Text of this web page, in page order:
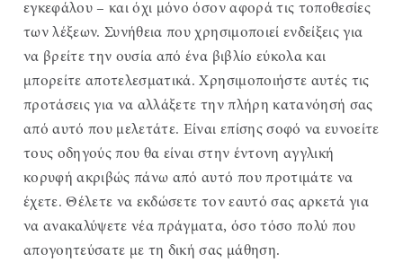
εγκεφάλου – και όχι μόνο όσον αφορά τις τοποθεσίες
των λέξεων. Συνήθεια που χρησιμοποιεί ενδείξεις για
να βρείτε την ουσία από ένα βιβλίο εύκολα και
μπορείτε αποτελεσματικά. Χρησιμοποιήστε αυτές τις
προτάσεις για να αλλάξετε την πλήρη κατανόησή σας
από αυτό που μελετάτε. Είναι επίσης σοφό να ευνοείτε
τους οδηγούς που θα είναι στην έντονη αγγλική
κορυφή ακριβώς πάνω από αυτό που προτιμάτε να
έχετε. Θέλετε να εκδώσετε τον εαυτό σας αρκετά για
να ανακαλύψετε νέα πράγματα, όσο τόσο πολύ που
απογοητεύσατε με τη δική σας μάθηση.